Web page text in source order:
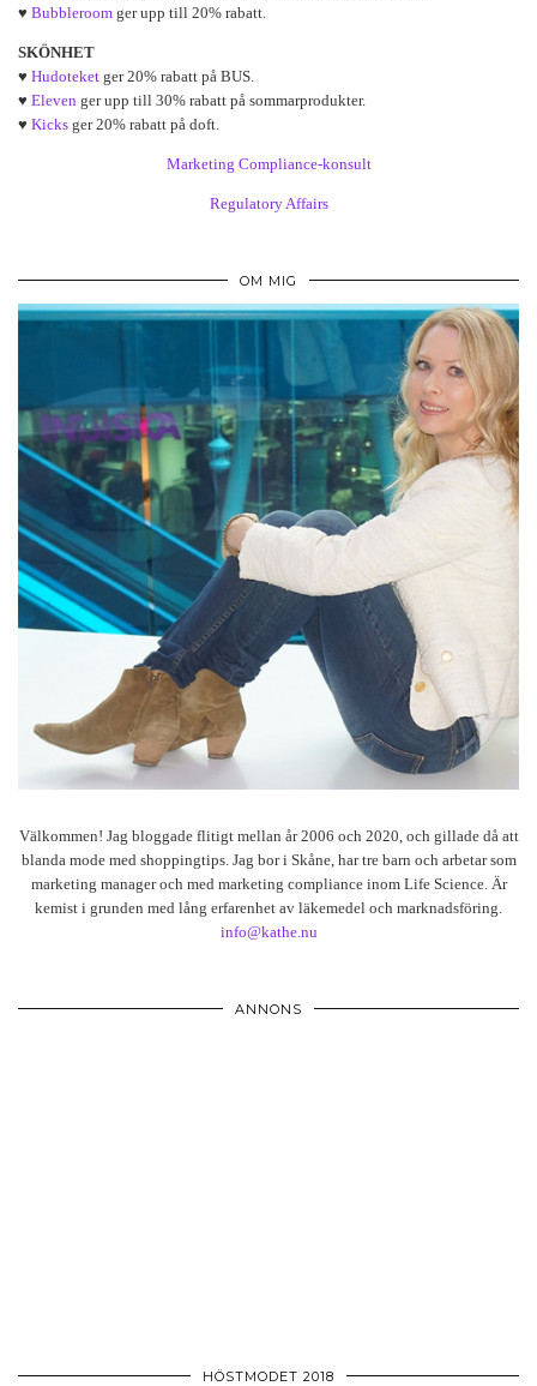
♥ Bubbleroom ger upp till 20% rabatt.
SKÖNHET
♥ Hudoteket ger 20% rabatt på BUS.
♥ Eleven ger upp till 30% rabatt på sommarprodukter.
♥ Kicks ger 20% rabatt på doft.
Marketing Compliance-konsult
Regulatory Affairs
OM MIG
Välkommen! Jag bloggade flitigt mellan år 2006 och 2020, och gillade då att
blanda mode med shoppingtips. Jag bor i Skåne, har tre barn och arbetar som
marketing manager och med marketing compliance inom Life Science. Är
kemist i grunden med lång erfarenhet av läkemedel och marknadsföring.
info@kathe.nu
ANNONS
HÖSTMODET 2018